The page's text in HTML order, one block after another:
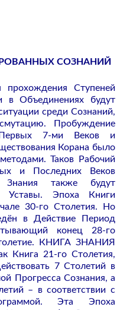
СОЗНАНИЙ
Ступеней
в Объединениях будут
среди Сознаний,
Пробуждение
7-ми Веков и
Корана было
Таков Рабочий
и Последних Веков
Знания также будут
Уставы. Эпоха Книги
30-го Столетия. Но
в Действие Период
конец 28-го
КНИГА ЗНАНИЯ
Книга 21-го Столетия,
7 Столетий в
Прогресса Сознания, а
– в соответствии с
Эта Эпоха